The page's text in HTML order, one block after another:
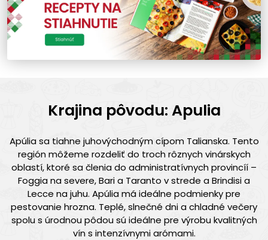
Krajina pôvodu: Apulia
Apúlia sa tiahne juhovýchodným cípom Talianska. Tento
región môžeme rozdeliť do troch rôznych vinárskych
oblastí, ktoré sa členia do administratívnych provincíí –
Foggia na severe, Bari a Taranto v strede a Brindisi a
Lecce na juhu. Apúlia má ideálne podmienky pre
pestovanie hrozna. Teplé, slnečné dni a chladné večery
spolu s úrodnou pôdou sú ideálne pre výrobu kvalitných
vín s intenzívnymi arómami.